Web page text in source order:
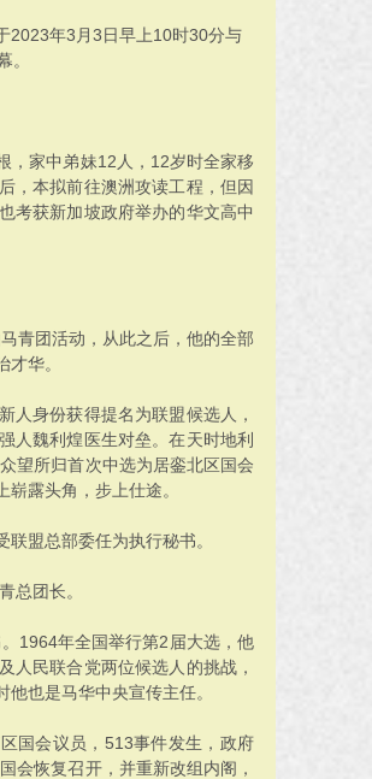
2023年3月3日早上10时30分与
。
，家中弟妹12人，12岁时全家移
，本拟前往澳洲攻读工程，但因
考获新加坡政府举办的华文高中
青团活动，从此之后，他的全部
华。
人身份获得提名为联盟候选人，
人魏利煌医生对垒。在天时地利
望所归首次中选为居銮北区国会
露头角，步上仕途。
盟总部委任为执行秘书。
总团长。
1964年全国举行第2届大选，他
人民联合党两位候选人的挑战，
也是马华中央宣传主任。
国会议员，513事件发生，政府
会恢复召开，并重新改组内阁，